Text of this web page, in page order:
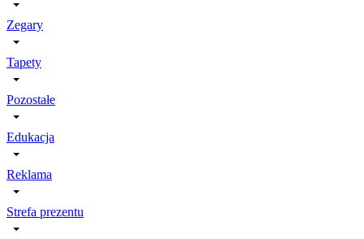
Zegary
Tapety
Pozostałe
Edukacja
Reklama
Strefa prezentu